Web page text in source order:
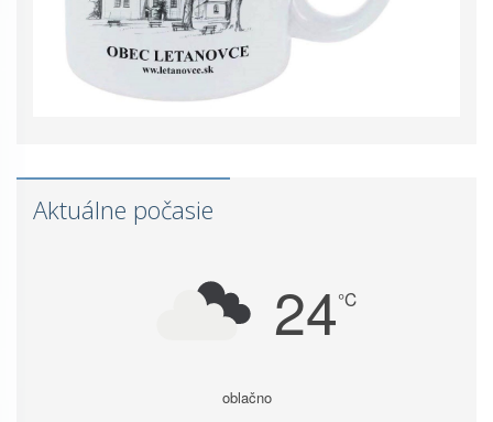
Aktuálne počasie
24°C
oblačno